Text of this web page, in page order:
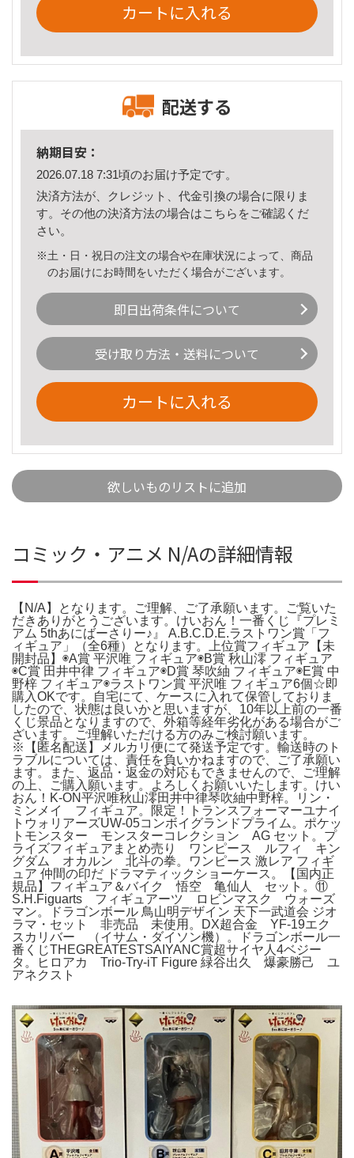
カートに入れる
配送する
納期目安：
2026.07.18 7:31頃のお届け予定です。
決済方法が、クレジット、代金引換の場合に限りま
す。その他の決済方法の場合はこちら をご確認くだ
さい。
※土・日・祝日の注文の場合や在庫状況によって、商品
のお届けにお時間をいただく場合がございます。
即日出荷条件について
受け取り方法・送料について
カートに入れる
欲しいものリストに追加
コミック・アニメ N/Aの詳細情報
【N/A】となります。ご理解、ご了承願います。ご覧いた
だきありがとうございます。けいおん！一番くじ『プレミ
アム 5thあにばーさりー♪』 A.B.C.D.E.ラストワン賞「フ
ィギュア」（全6種）となります。上位賞フィギュア【未
開封品】◉A賞 平沢唯 フィギュア◉B賞 秋山澪 フィギュア
◉C賞 田井中律 フィギュア◉D賞 琴吹紬 フィギュア◉E賞 中
野梓 フィギュア◉ラストワン賞 平沢唯 フィギュア6個☆即
購入OKです。自宅にて、ケースに入れて保管しておりま
したので、状態は良いかと思いますが、10年以上前の一番
くじ景品となりますので、外箱等経年劣化がある場合がご
ざいます。ご理解いただける方のみご検討願います。
※【匿名配送】メルカリ便にて発送予定です。輸送時のト
ラブルについては、責任を負いかねますので、ご了承願い
ます。また、返品・返金の対応もできませんので、ご理解
の上、ご購入願います。よろしくお願いいたします。けい
おん！K-ON平沢唯秋山澪田井中律琴吹紬中野梓。リン・
ミンメイ フィギュア。限定！トランスフォーマーユナイ
トウォリアーズUW-05コンボイグランドプライム。ポケッ
トモンスター モンスターコレクション AG セット。プ
ライズフィギュアまとめ売り ワンピース ルフィ キン
グダム オカルン 北斗の拳。ワンピース 激レア フィギ
ュア 仲間の印だ ドラマティックショーケース。【国内正
規品】フィギュア＆バイク 悟空 亀仙人 セット。⑪
S.H.Figuarts フィギュアーツ ロビンマスク ウォーズ
マン。ドラゴンボール 鳥山明デザイン 天下一武道会 ジオ
ラマ・セット 非売品 未使用。DX超合金 YF-19エク
スカリバー （イサム・ダイソン機）。ドラゴンボール一
番くじTHEGREATESTSAIYANC賞超サイヤ人4ベジー
タ。ヒロアカ Trio-Try-iT Figure 緑谷出久 爆豪勝己 ユ
アネクスト